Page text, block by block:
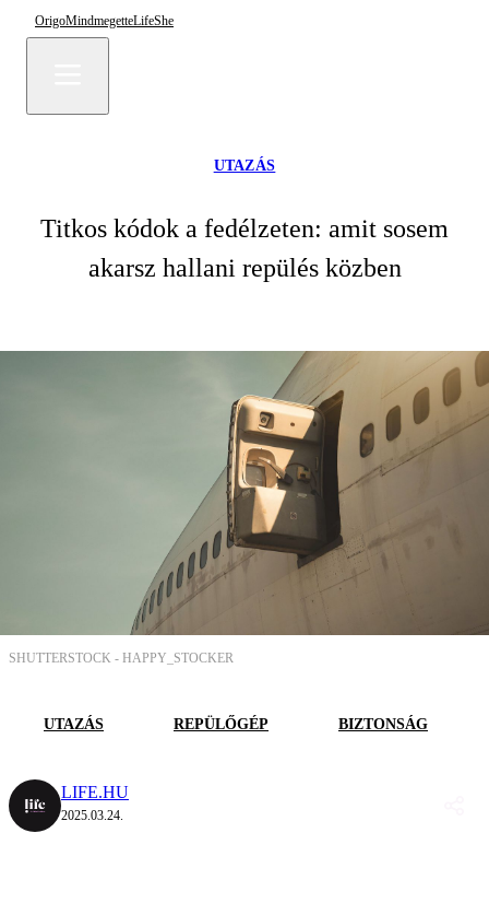
OrigoMindmegetteLifeShe
UTAZÁS
Titkos kódok a fedélzeten: amit sosem
akarsz hallani repülés közben
SHUTTERSTOCK - HAPPY_STOCKER
UTAZÁS REPÜLŐGÉP BIZTONSÁG
LIFE.HU
2025.03.24.